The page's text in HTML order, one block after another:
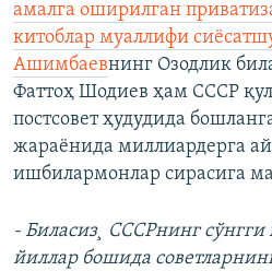
амалга оширилган
китоблар муаллифи
Ашимбаевнинг Озодлик
Фаттоҳ Шодиев ҳам СССР
постсовет ҳудудида
жараëнида миллиардерга
ишбилармонлар сирасига
- Биласиз¸ СССРнинг сўнгги
йиллар бошида